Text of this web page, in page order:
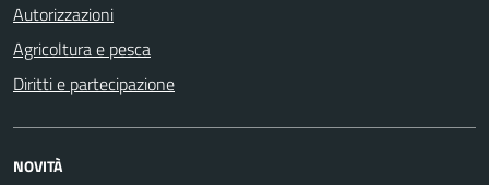
Autorizzazioni
Agricoltura e pesca
Diritti e partecipazione
NOVITÀ